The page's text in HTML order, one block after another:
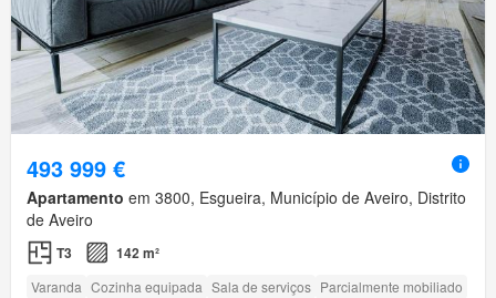
493 999 €
Apartamento em 3800, Esgueira, Município de Aveiro, Distrito
de Aveiro
T3 142 m²
Varanda Cozinha equipada Sala de serviços Parcialmente mobiliado